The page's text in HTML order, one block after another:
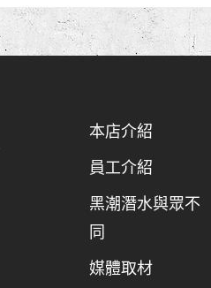
本店介紹
員工介紹
黑潮潛水與眾不
同
媒體取材